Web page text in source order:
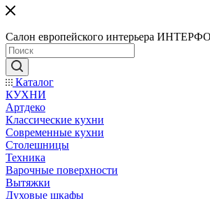
Салон европейского интерьера
Каталог
КУХНИ
Артдеко
Классические кухни
Современные кухни
Столешницы
Техника
Варочные поверхности
Вытяжки
Духовые шкафы